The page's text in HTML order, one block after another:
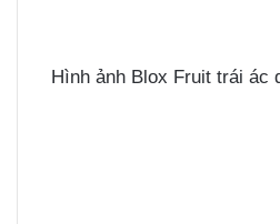
Hình ảnh Blox Fruit trái ác